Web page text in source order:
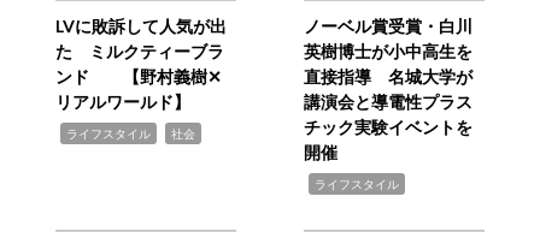
LVに敗訴して人気が出
た ミルクティーブラ
ンド 【野村義樹✕
リアルワールド】
ライフスタイル 社会
ノーベル賞受賞・白川
英樹博士が小中高生を
直接指導 名城大学が
講演会と導電性プラス
チック実験イベントを
開催
ライフスタイル